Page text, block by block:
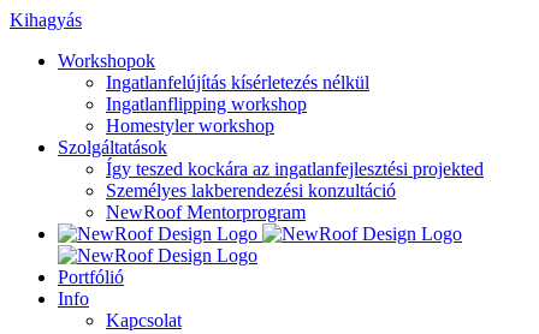
Kihagyás
Workshopok
Ingatlanfelújítás kísérletezés nélkül
Ingatlanflipping workshop
Homestyler workshop
Szolgáltatások
Így teszed kockára az ingatlanfejlesztési projekted
Személyes lakberendezési konzultáció
NewRoof Mentorprogram
Portfólió
Info
Kapcsolat